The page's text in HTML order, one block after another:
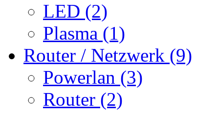
LED (2)
Plasma (1)
Router / Netzwerk (9)
Powerlan (3)
Router (2)